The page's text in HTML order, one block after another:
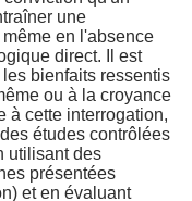
une
en l'absence
direct. Il est
bienfaits ressentis
ou à la croyance
à cette interrogation,
études contrôlées
utilisant des
présentées
et en évaluant